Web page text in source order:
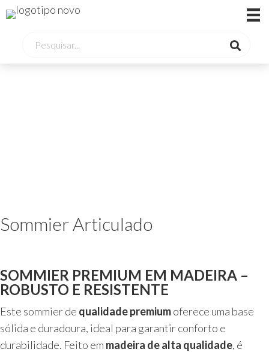
Sommier Articulado
SOMMIER PREMIUM EM MADEIRA –
ROBUSTO E RESISTENTE
Este sommier de qualidade premiumoferece uma base
sólida e duradoura, ideal para garantir conforto e
durabilidade. Feito em madeira de alta qualidade, é